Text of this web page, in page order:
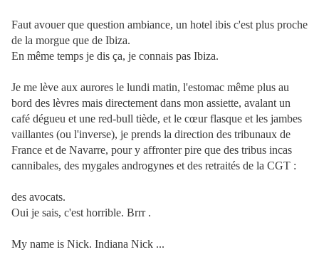
Faut avouer que question ambiance, un hotel ibis c'est plus proche
de la morgue que de Ibiza.
En même temps je dis ça, je connais pas Ibiza.
Je me lève aux aurores le lundi matin, l'estomac même plus au
bord des lèvres mais directement dans mon assiette, avalant un
café dégueu et une red-bull tiède, et le cœur flasque et les jambes
vaillantes (ou l'inverse), je prends la direction des tribunaux de
France et de Navarre, pour y affronter pire que des tribus incas
cannibales, des mygales androgynes et des retraités de la CGT :
des avocats.
Oui je sais, c'est horrible. Brrr .
My name is Nick. Indiana Nick ...